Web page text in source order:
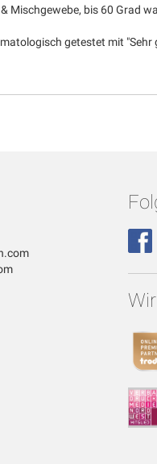
Mischgewebe, bis 60 Grad
getestet mit